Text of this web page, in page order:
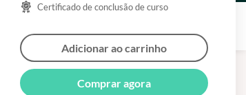
Certificado de conclusão de curso
Adicionar ao carrinho
Comprar agora